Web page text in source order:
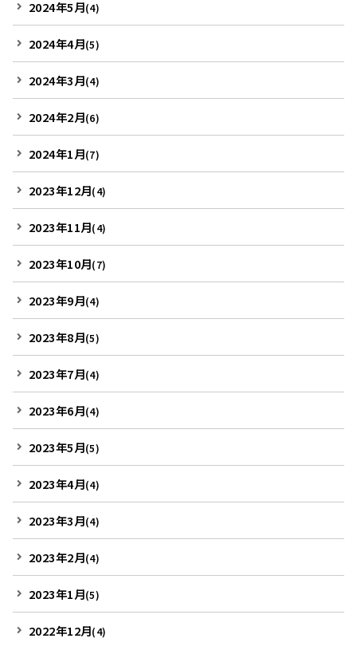
2024年5月(4)
2024年4月(5)
2024年3月(4)
2024年2月(6)
2024年1月(7)
2023年12月(4)
2023年11月(4)
2023年10月(7)
2023年9月(4)
2023年8月(5)
2023年7月(4)
2023年6月(4)
2023年5月(5)
2023年4月(4)
2023年3月(4)
2023年2月(4)
2023年1月(5)
2022年12月(4)